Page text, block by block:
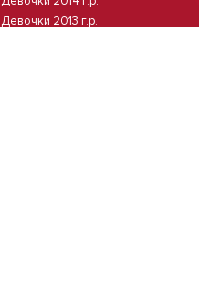
Девочки 2013 г.р.